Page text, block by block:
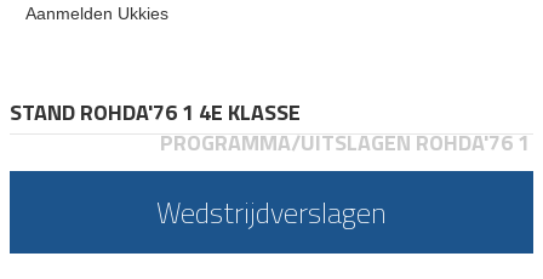
Aanmelden Ukkies
STAND ROHDA'76 1 4E KLASSE
PROGRAMMA/UITSLAGEN ROHDA'76 1
Wedstrijdverslagen